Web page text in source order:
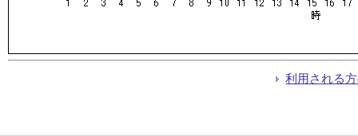
利用される